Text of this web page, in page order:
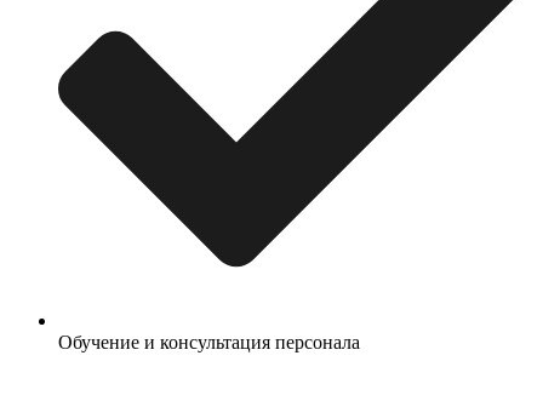
Обучение и консультация персонала